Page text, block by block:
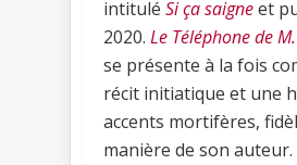
intitulé Si ça saigneet
2020. Le Téléphone de
se présente à la fois
récit initiatique et une
accents mortifères,
manière de son auteur.